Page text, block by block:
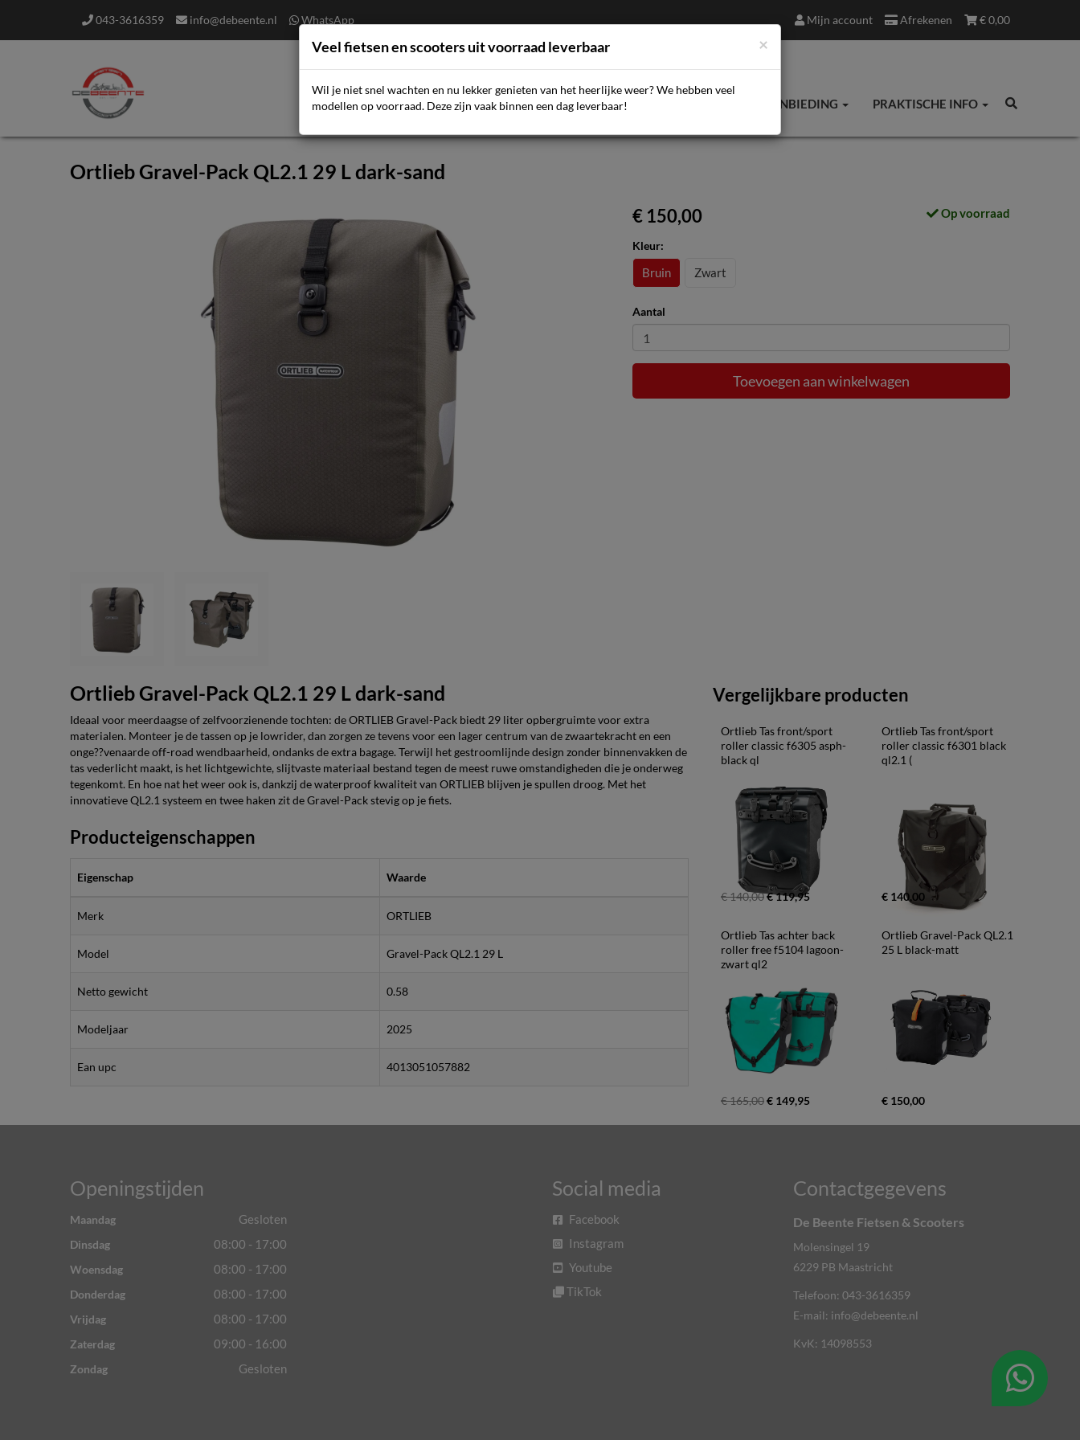
043-3616359 info@debeente.nl WhatsApp €0,00
Afrekenen
Mijn account
FAQ NIEUWS SCOOTERS FIETSEN AANBIEDING PRAKTISCHE INFO
Ortlieb Gravel-Pack QL2.1 29 L dark-sand
€ 150,00 Op voorraad
Kleur:
Bruin Zwart
Aantal
Toevoegen aan winkelwagen
Ortlieb Gravel-Pack QL2.1 29 L dark-sand
Ideaal voor meerdaagse of zelfvoorzienende tochten: de ORTLIEB Gravel-Pack biedt 29 liter opbergruimte voor extra
materialen. Monteer je de tassen op je lowrider, dan zorgen ze tevens voor een lager centrum van de zwaartekracht en een
onge??venaarde off-road wendbaarheid, ondanks de extra bagage. Terwijl het gestroomlijnde design zonder binnenvakken de
tas vederlicht maakt, is het lichtgewichte, slijtvaste materiaal bestand tegen de meest ruwe omstandigheden die je onderweg
tegenkomt. En hoe nat het weer ook is, dankzij de waterproof kwaliteit van ORTLIEB blijven je spullen droog. Met het
innovatieve QL2.1 systeem en twee haken zit de Gravel-Pack stevig op je fiets.
Producteigenschappen
Eigenschap Waarde
Merk ORTLIEB
Model Gravel-Pack QL2.1 29 L
Netto gewicht 0.58
Modeljaar 2025
Ean upc 4013051057882
Vergelijkbare producten
Ortlieb Tas front/sport
roller classic f6305 asph-
black ql
€ 140,00€ 119,95
Ortlieb Tas front/sport
roller classic f6301 black
ql2.1 (
€ 140,00
Ortlieb Tas achter back
roller free f5104 lagoon-
zwart ql2
€ 165,00€ 149,95
Ortlieb Gravel-Pack QL2.1
25 L black-matt
€ 150,00
Openingstijden
Maandag Gesloten
Dinsdag 08:00 - 17:00
Woensdag 08:00 - 17:00
Donderdag 08:00 - 17:00
Vrijdag 08:00 - 17:00
Zaterdag 09:00 - 16:00
Zondag Gesloten
Social media
Facebook
Instagram
Youtube
TikTok
Contactgegevens
De Beente Fietsen & Scooters
Molensingel 19
6229 PB Maastricht
Telefoon: 043-3616359
E-mail: info@debeente.nl
KvK: 14098553
×
Veel fietsen en scooters uit voorraad leverbaar
Wil je niet snel wachten en nu lekker genieten van het heerlijke weer? We hebben veel
modellen op voorraad. Deze zijn vaak binnen een dag leverbaar!